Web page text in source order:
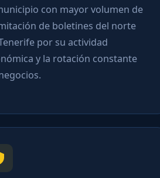
con mayor volumen de
de boletines del norte
por su actividad
y la rotación constante